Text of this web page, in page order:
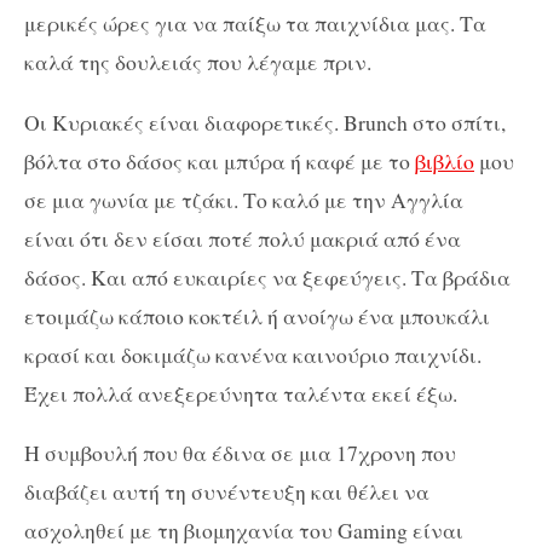
μερικές ώρες για να παίξω τα παιχνίδια μας. Τα
καλά της δουλειάς που λέγαμε πριν.
Οι Κυριακές είναι διαφορετικές. Brunch στο σπίτι,
βόλτα στο δάσος και μπύρα ή καφέ με τοβιβλίο μου
σε μια γωνία με τζάκι. Το καλό με την Αγγλία
είναι ότι δεν είσαι ποτέ πολύ μακριά από ένα
δάσος. Και από ευκαιρίες να ξεφεύγεις. Τα βράδια
ετοιμάζω κάποιο κοκτέιλ ή ανοίγω ένα μπουκάλι
κρασί και δοκιμάζω κανένα καινούριο παιχνίδι.
Έχει πολλά ανεξερεύνητα ταλέντα εκεί έξω.
Η συμβουλή που θα έδινα σε μια 17χρονη που
διαβάζει αυτή τη συνέντευξη και θέλει να
ασχοληθεί με τη βιομηχανία του Gaming είναι